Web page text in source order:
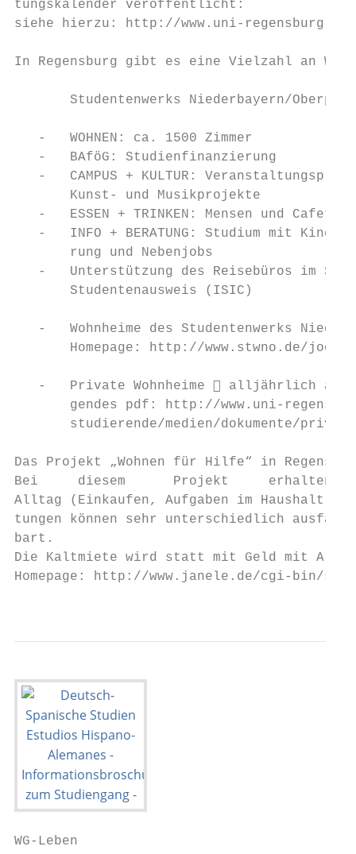
tungskalender veröffentlicht:
siehe hierzu: http://www.uni-
In Regensburg gibt es eine Vielzahl an
Studentenwerks Niederbayern/
   -   WOHNEN: ca. 1500 Zimmer
   -   BAföG: Studienfinanzierung
-   CAMPUS + KULTUR:
       Kunst- und Musikprojekte
-   ESSEN + TRINKEN: Mensen und
-   INFO + BERATUNG: Studium mit Kind,
       rung und Nebenjobs
-   Unterstützung des Reisebüros im
       Studentenausweis (ISIC)
-   Wohnheime des Studentenwerks
Homepage: http://www.stwno.de/
-   Private Wohnheime  alljährlich
gendes pdf: http://www.uni-
studierende/medien/dokumente/
Das Projekt „Wohnen für Hilfe“ in
Bei     diesem      Projekt     erhalten
Alltag (Einkaufen, Aufgaben im Haushalt,
tungen können sehr unterschiedlich
bart.
Die Kaltmiete wird statt mit Geld mit
Homepage: http://www.janele.de/cgi-bin/
WG-Leben